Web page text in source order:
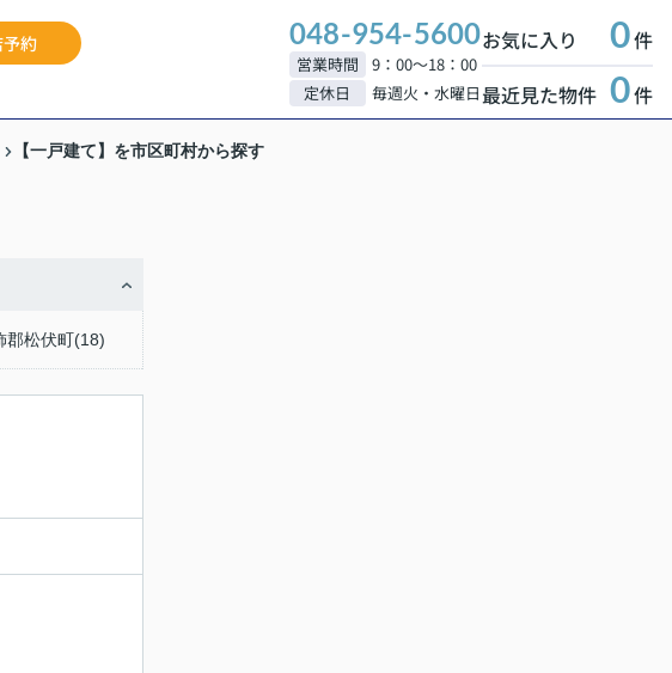
約 048-954-5600
営業時間
9：00～18：00
定休日
毎週火・水曜日
お気に入り 0件
最近見た物件 0件
【一戸建て】を市区町村から探す
郡松伏町(18)